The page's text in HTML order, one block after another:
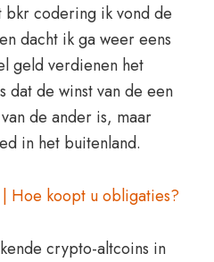
bkr codering ik vond de
dacht ik ga weer eens
geld verdienen het
dat de winst van de een
de ander is, maar
in het buitenland.
Hoe koopt u obligaties?
crypto-altcoins in